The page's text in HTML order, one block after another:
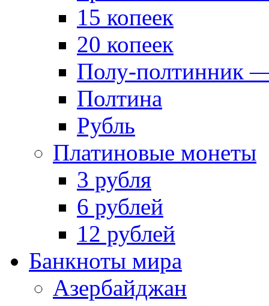
15 копеек
20 копеек
Полу-полтинник
Полтина
Рубль
Платиновые монеты
3 рубля
6 рублей
12 рублей
Банкноты мира
Азербайджан